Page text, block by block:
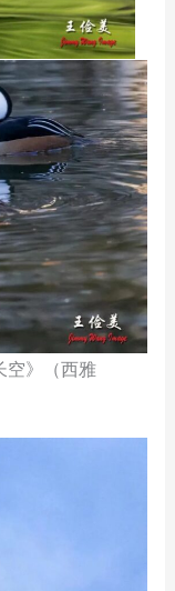
空》（西雅